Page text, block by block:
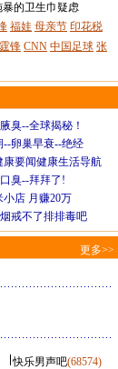
的卫生巾疑虑
福娃 母亲节 印花税
锋 CNN 中国足球 张
臭--全球揭秘！
--卵巢早衰--绝经
康要闻健康生活导航
臭--拜拜了!
小店 月赚20万
戒不了排排毒吧
更多>>
快乐男声吧(68574)